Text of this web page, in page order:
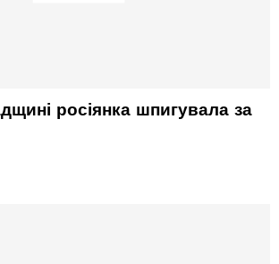
росіянка шпигувала за